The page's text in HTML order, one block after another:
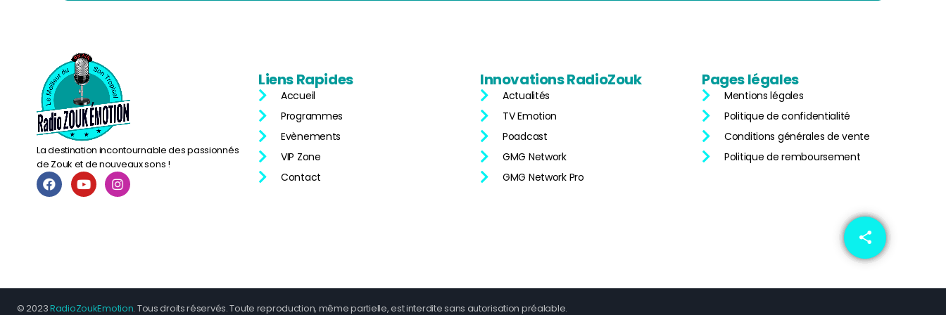
share
email
La destination incontournable des passionnés
de Zouk et de nouveaux sons !
LiensRapides
Accueil
Programmes
Evènements
VIP Zone
Contact
InnovationsRadioZouk
Actualités
TV Emotion
Poadcast
GMG Network
GMG Network Pro
Pageslégales
Mentions légales
Politique de confidentialité
Conditions générales de vente
Politique de remboursement
© 2023RadioZoukEmotion. Tous droits réservés. Toute reproduction, même partielle, est interdite sans autorisation préalable.